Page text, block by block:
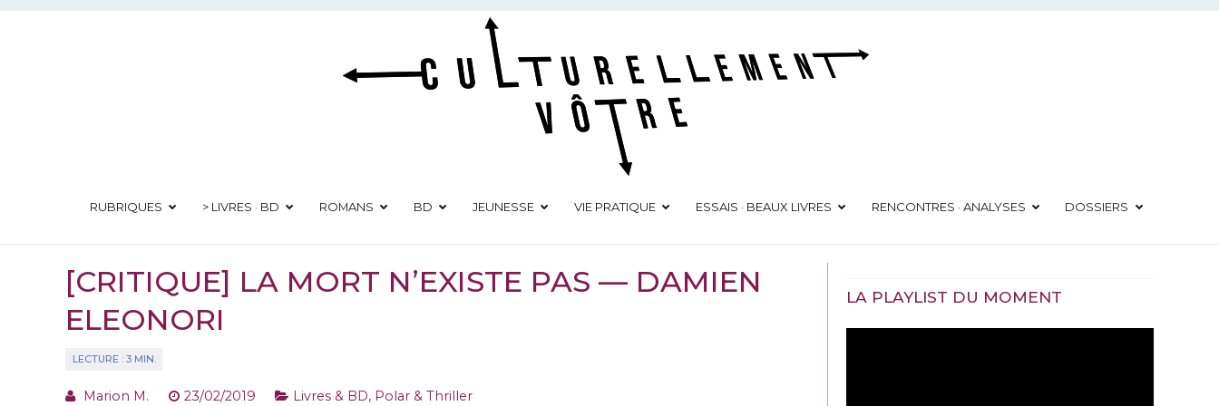
Aller
RUBRIQUES > LIVRES · BD ROMANS BD JEUNESSE VIE PRATIQUE ESSAIS · BEAUX LIVRES RENCONTRES · ANALYSES DOSSIERS
[CRITIQUE] LA MORT N’EXISTE PAS — DAMIEN
ELEONORI
Marion M. 23/02/2019 Livres & BD, Polar & Thriller
LA PLAYLIST DU MOMENT